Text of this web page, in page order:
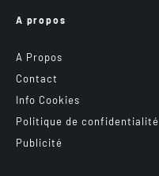
A propos
A Propos
Contact
Info Cookies
Politique de confidentialité
Publicité